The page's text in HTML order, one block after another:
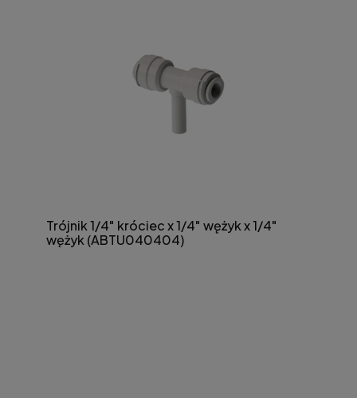
Trójnik 1/4" króciec x 1/4" wężyk x 1/4"
wężyk (ABTU040404)